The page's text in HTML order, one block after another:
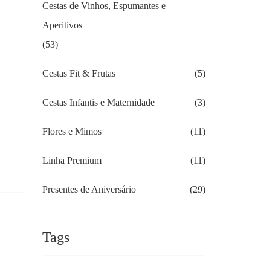
Cestas de Vinhos, Espumantes e
Aperitivos
(53)
Cestas Fit & Frutas (5)
Cestas Infantis e Maternidade (3)
Flores e Mimos (11)
Linha Premium (11)
Presentes de Aniversário (29)
Tags